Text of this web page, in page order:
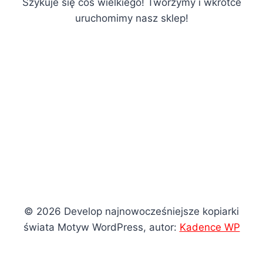
uruchomimy nasz sklep!
© 2026 Develop najnowocześniejsze kopiarki
świata Motyw WordPress, autor: Kadence WP